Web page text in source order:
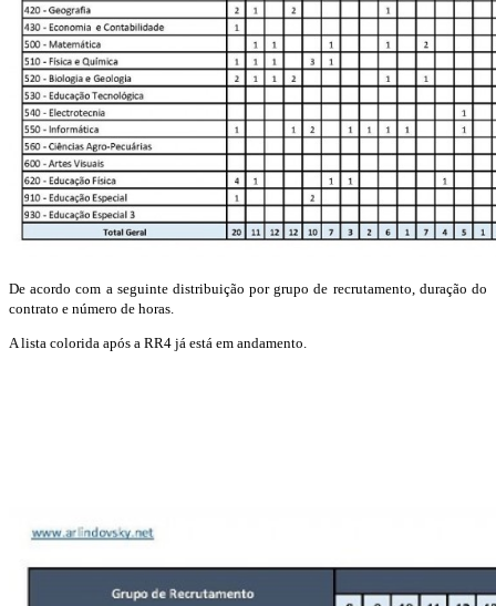
De acordo com a seguinte distribuição por grupo de recrutamento, duração do
contrato e número de horas.
A lista colorida após a RR4 já está em andamento.